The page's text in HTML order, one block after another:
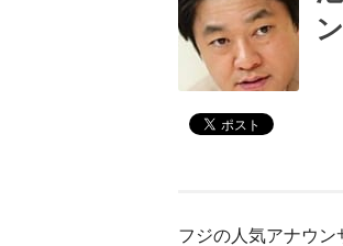
フジの人気アナウ